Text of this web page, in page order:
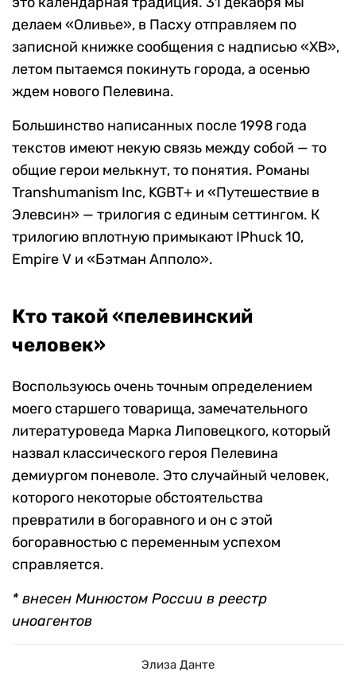
делаем «Оливье», в Пасху отправляем по
записной книжке сообщения с надписью «ХВ»,
летом пытаемся покинуть города, а осенью
ждем нового Пелевина.
Большинство написанных после 1998 года
текстов имеют некую связь между собой — то
общие герои мелькнут, то понятия. Романы
Transhumanism Inc, KGBT+ и «Путешествие в
Элевсин» — трилогия с единым сеттингом. К
трилогию вплотную примыкают IPhuck 10,
Empire V и «Бэтман Апполо».
Кто такой «пелевинский
человек»
Воспользуюсь очень точным определением
моего старшего товарища, замечательного
литературоведа Марка Липовецкого, который
назвал классического героя Пелевина
демиургом поневоле. Это случайный человек,
которого некоторые обстоятельства
превратили в богоравного и он с этой
богоравностью с переменным успехом
справляется.
* внесен Минюстом России в реестр
иноагентов
Элиза Данте